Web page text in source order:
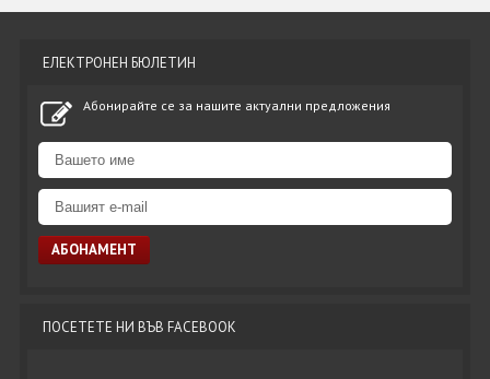
ЕЛЕКТРОНЕН БЮЛЕТИН
Абонирайте се за нашите актуални предложения
ПОСЕТЕТЕ НИ ВЪВ FACEBOOK